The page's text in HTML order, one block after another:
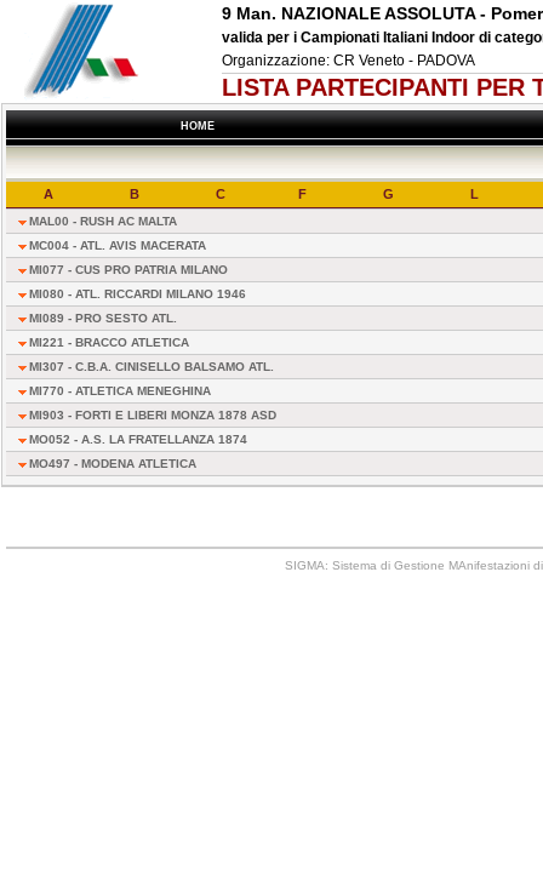
9 Man. NAZIONALE ASSOLUTA -
valida per i Campionati Italiani Indoor di
Organizzazione: CR Veneto - PADOVA
LISTA PARTECIPANTI PER
HOME
A B C F G L
MAL00 - RUSH AC MALTA
MC004 - ATL. AVIS MACERATA
MI077 - CUS PRO PATRIA MILANO
MI080 - ATL. RICCARDI MILANO 1946
MI089 - PRO SESTO ATL.
MI221 - BRACCO ATLETICA
MI307 - C.B.A. CINISELLO BALSAMO ATL.
MI770 - ATLETICA MENEGHINA
MI903 - FORTI E LIBERI MONZA 1878 ASD
MO052 - A.S. LA FRATELLANZA 1874
MO497 - MODENA ATLETICA
SIGMA: Sistema di Gestione MAnifestazioni